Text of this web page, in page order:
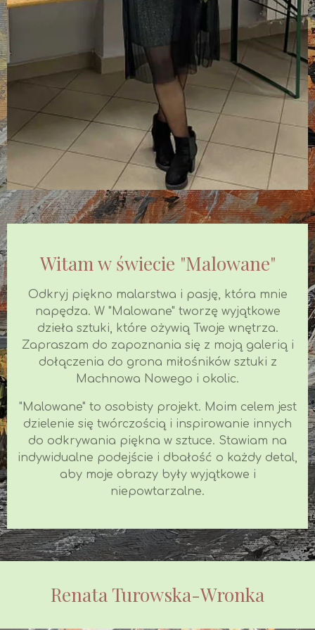
Witam w świecie "Malowane"
Odkryj piękno malarstwa i pasję, która mnie
napędza. W "Malowane" tworzę wyjątkowe
dzieła sztuki, które ożywią Twoje wnętrza.
Zapraszam do zapoznania się z moją galerią i
dołączenia do grona miłośników sztuki z
Machnowa Nowego i okolic.
"Malowane" to osobisty projekt. Moim celem jest
dzielenie się twórczością i inspirowanie innych
do odkrywania piękna w sztuce. Stawiam na
indywidualne podejście i dbałość o każdy detal,
aby moje obrazy były wyjątkowe i
niepowtarzalne.
Renata Turowska-Wronka